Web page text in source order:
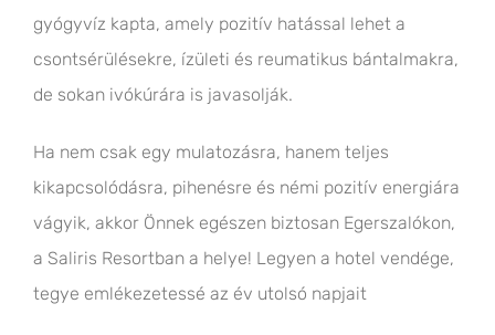
gyógyvíz kapta, amely pozitív hatással lehet a
csontsérülésekre, ízületi és reumatikus bántalmakra,
de sokan ivókúrára is javasolják.
Ha nem csak egy mulatozásra, hanem teljes
kikapcsolódásra, pihenésre és némi pozitív energiára
vágyik, akkor Önnek egészen biztosan Egerszalókon,
a Saliris Resortban a helye! Legyen a hotel vendége,
tegye emlékezetessé az év utolsó napjait